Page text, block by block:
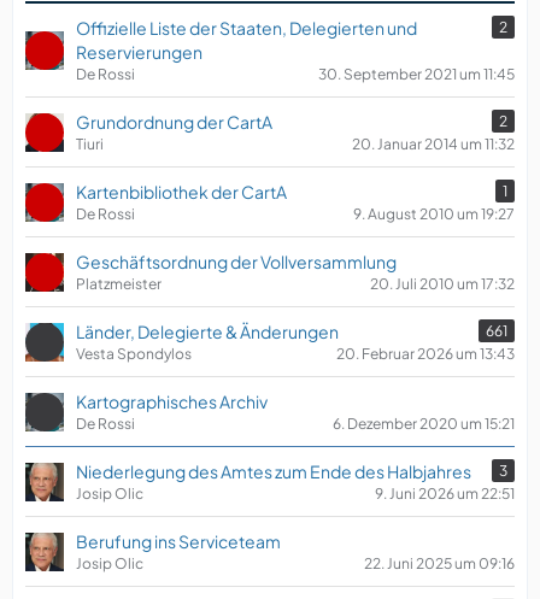
Offizielle Liste der Staaten, Delegierten und
Reservierungen
2
De Rossi 30. September 2021 um 11:45
Grundordnung der CartA
2
Tiuri
20. Januar 2014 um 11:32
Kartenbibliothek der CartA
1
De Rossi
9. August 2010 um 19:27
Geschäftsordnung der Vollversammlung
Platzmeister 20. Juli 2010 um 17:32
Länder, Delegierte & Änderungen
661
Vesta Spondylos
20. Februar 2026 um 13:43
Kartographisches Archiv
De Rossi 6. Dezember 2020 um 15:21
Niederlegung des Amtes zum Ende des Halbjahres
3
Josip Olic
9. Juni 2026 um 22:51
Berufung ins Serviceteam
Josip Olic 22. Juni 2025 um 09:16